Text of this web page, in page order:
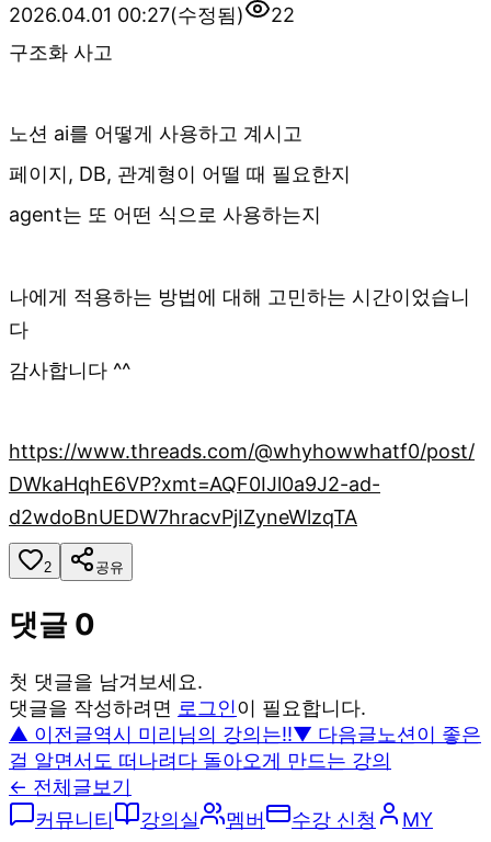
2026.04.01 00:27(수정됨)
22
구조화 사고
노션 ai를 어떻게 사용하고 계시고
페이지, DB, 관계형이 어떨 때 필요한지
agent는 또 어떤 식으로 사용하는지
나에게 적용하는 방법에 대해 고민하는 시간이었습니
다
감사합니다 ^^
https://www.threads.com/@whyhowwhatf0/post/
DWkaHqhE6VP?xmt=AQF0IJl0a9J2-ad-
d2wdoBnUEDW7hracvPjIZyneWlzqTA
2 공유
댓글 0
첫 댓글을 남겨보세요.
댓글을 작성하려면 로그인이 필요합니다.
▲ 이전글역시 미리님의 강의는!!▼ 다음글노션이 좋은
걸 알면서도 떠나려다 돌아오게 만드는 강의
← 전체글보기
커뮤니티
강의실 멤버 수강 신청 MY